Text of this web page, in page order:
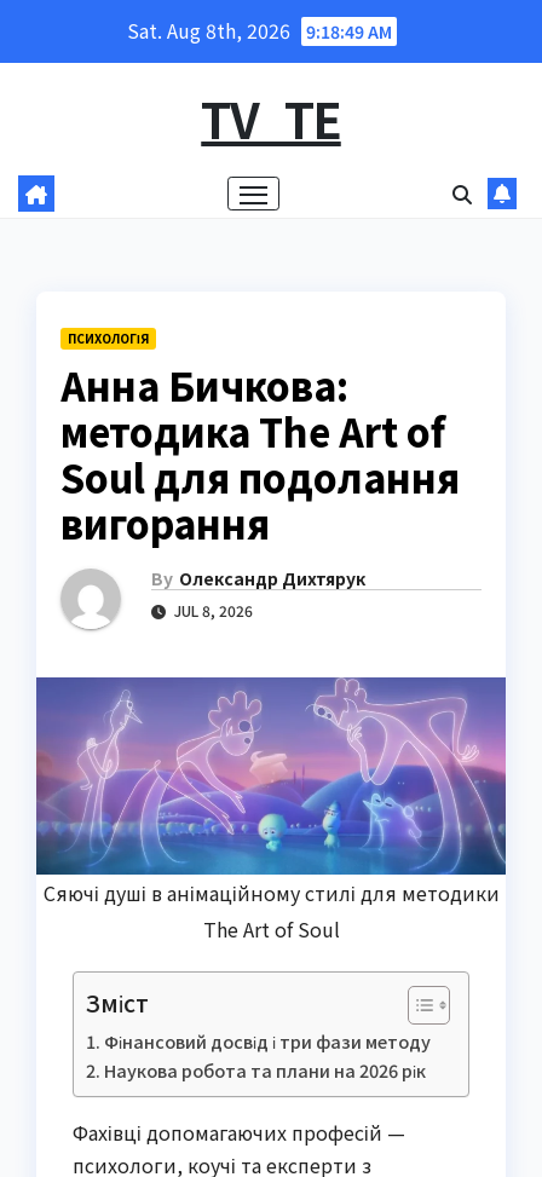
Sat. Aug 8th, 2026 9:18:50 AM
TV_TE
ПСИХОЛОГІЯ
Анна Бичкова:
методика The Art of
Soul для подолання
вигорання
By Олександр Дихтярук
JUL 8, 2026
Сяючі душі в анімаційному стилі для методики
The Art of Soul
Зміст
Фінансовий досвід і три фази методу
Наукова робота та плани на 2026 рік
Фахівці допомагаючих професій —
психологи, коучі та експерти з